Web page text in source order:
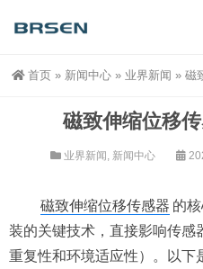
首页 » 新闻中心 » 业界新闻 » 磁
磁致伸缩位移
业界新闻 , 新闻中心
磁致伸缩位移传感器 的
装的关键技术，直接影响传感
重复性和环境适应性）。以下